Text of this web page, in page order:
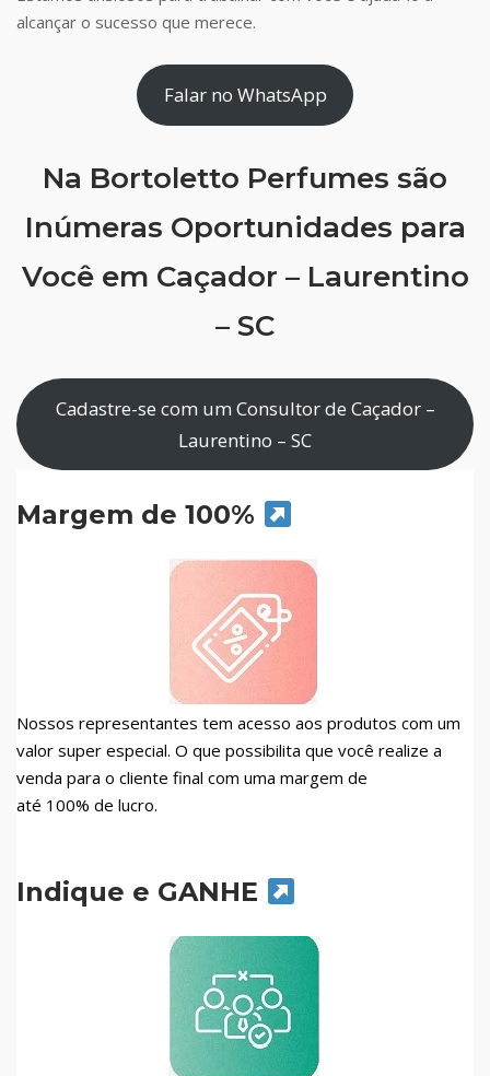
alcançar o sucesso que merece.
Falar no WhatsApp
Na Bortoletto Perfumes são
Inúmeras Oportunidades para
Você em Caçador – Laurentino
– SC
Cadastre-se com um Consultor de Caçador –
Laurentino – SC
Margem de 100%
Nossos representantes tem acesso aos produtos com um
valor super especial. O que possibilita que você realize a
venda para o cliente final com uma margem de
até 100% de lucro.
Indique e GANHE